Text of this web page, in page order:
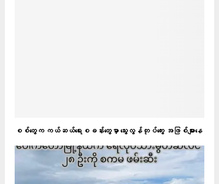
စစ်တွေက ကယ်ဆယ်ရေးစခန်းတွေမှာ သွေးလွန်တုပ်ကွေး အဖြစ်များနေ